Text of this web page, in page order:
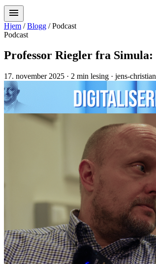
menu
Hjem / Blogg / Podcast
Podcast
Professor Riegler fra
17. november 2025 · 2 min lesing · jens-